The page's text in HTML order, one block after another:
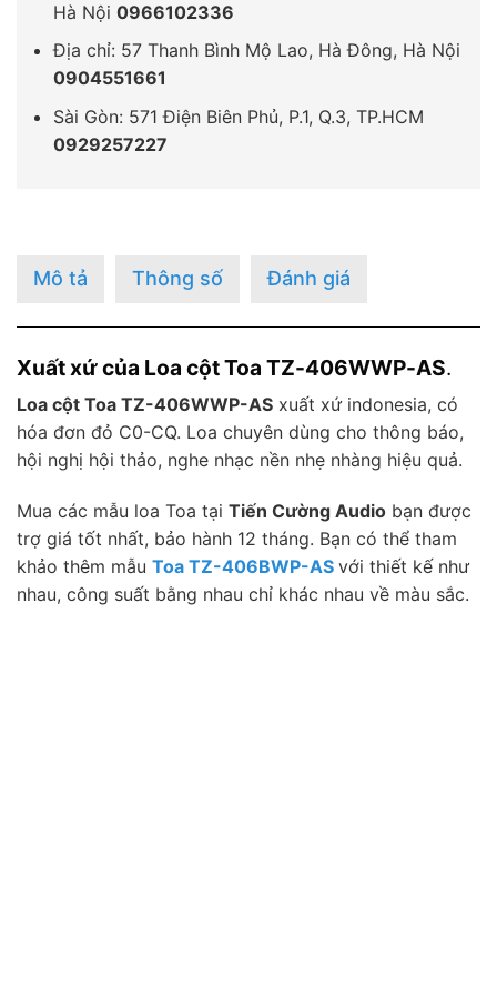
Hà Nội 0966102336
Địa chỉ: 57 Thanh Bình Mộ Lao, Hà Đông, Hà Nội
0904551661
Sài Gòn: 571 Điện Biên Phủ, P.1, Q.3, TP.HCM
0929257227
Mô tả Thông số Đánh giá
Xuất xứ của Loa cột Toa TZ-406WWP-AS.
Loa cột Toa TZ-406WWP-AS xuất xứ indonesia, có
hóa đơn đỏ C0-CQ. Loa chuyên dùng cho thông báo,
hội nghị hội thảo, nghe nhạc nền nhẹ nhàng hiệu quả.
Mua các mẫu loa Toa tại Tiến Cường Audio bạn được
trợ giá tốt nhất, bảo hành 12 tháng. Bạn có thể tham
khảo thêm mẫu Toa TZ-406BWP-AS với thiết kế như
nhau, công suất bằng nhau chỉ khác nhau về màu sắc.